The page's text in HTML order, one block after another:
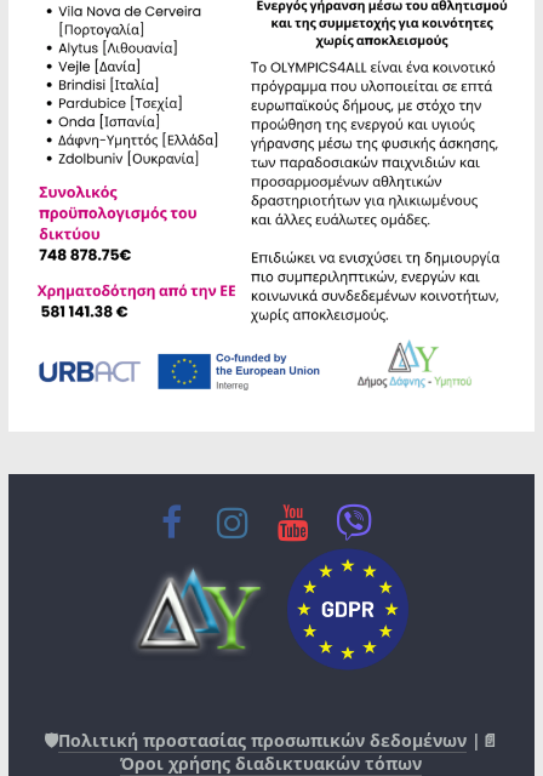
🛡️Πολιτική προστασίας προσωπικών δεδομένων |📄
Όροι χρήσης διαδικτυακών τόπων